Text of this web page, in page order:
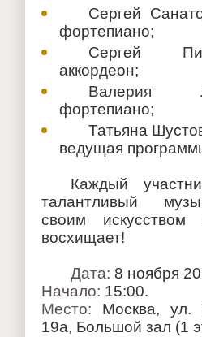
Сергей
фортепиано;
Сергей
аккордеон;
Валерия
фортепиано;
Татьяна
ведущая
Каждый
талантливый
своим искусством
восхищает!
Дата: 8 ноября
Начало: 15:00.
Место: Москва, ул.
19а, Большой зал (1